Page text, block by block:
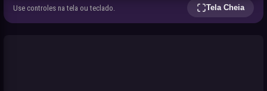
Use controles na tela ou teclado. Tela Cheia